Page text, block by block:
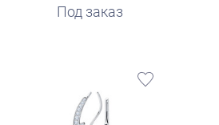
Под заказ
руб.